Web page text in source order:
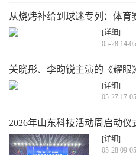
从烧烤补给到球迷专列：体育
[详细]
05-28 14-05
关晓彤、李昀锐主演的《耀
威海
[详细]
05-27 17-05
2026年山东科技活动周启动仪
[详细]
05-28 09-05